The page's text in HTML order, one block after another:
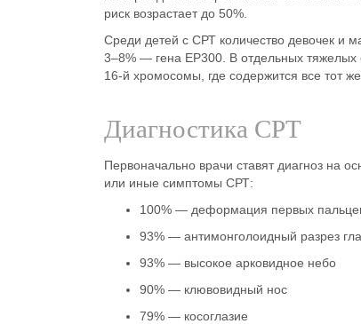
риск возрастает до 50%.
Среди детей с СРТ количество девочек и
3–8% — гена EP300. В отдельных тяжелых
16-й хромосомы, где содержится все тот
Диагностика СРТ
Первоначально врачи ставят диагноз на
или иные симптомы СРТ:
100% — деформация первых
93% — антимонголоидный разрез
93% — высокое арковидное небо
90% — клювовидный нос
79% — косоглазие